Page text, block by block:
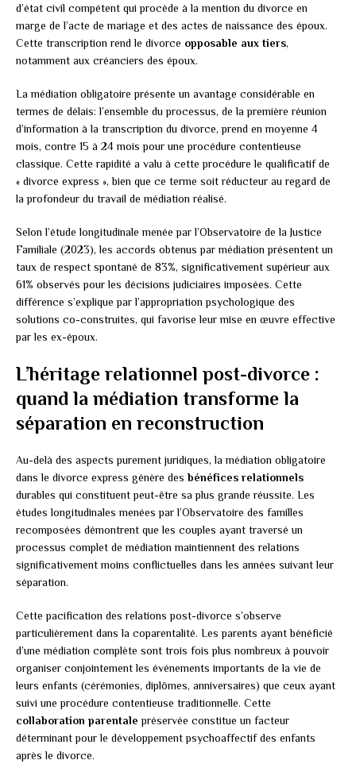
d’état civil compétent qui procède à la mention du divorce en
marge de l’acte de mariage et des actes de naissance des époux.
Cette transcription rend le divorce opposable aux tiers,
notamment aux créanciers des époux.
La médiation obligatoire présente un avantage considérable en
termes de délais: l’ensemble du processus, de la première réunion
d’information à la transcription du divorce, prend en moyenne 4
mois, contre 15 à 24 mois pour une procédure contentieuse
classique. Cette rapidité a valu à cette procédure le qualificatif de
« divorce express », bien que ce terme soit réducteur au regard de
la profondeur du travail de médiation réalisé.
Selon l’étude longitudinale menée par l’Observatoire de la Justice
Familiale (2023), les accords obtenus par médiation présentent un
taux de respect spontané de 83%, significativement supérieur aux
61% observés pour les décisions judiciaires imposées. Cette
différence s’explique par l’appropriation psychologique des
solutions co-construites, qui favorise leur mise en œuvre effective
par les ex-époux.
L’héritage relationnel post-divorce :
quand la médiation transforme la
séparation en reconstruction
Au-delà des aspects purement juridiques, la médiation obligatoire
dans le divorce express génère desbénéfices relationnels
durables qui constituent peut-être sa plus grande réussite. Les
études longitudinales menées par l’Observatoire des familles
recomposées démontrent que les couples ayant traversé un
processus complet de médiation maintiennent des relations
significativement moins conflictuelles dans les années suivant leur
séparation.
Cette pacification des relations post-divorce s’observe
particulièrement dans la coparentalité. Les parents ayant bénéficié
d’une médiation complète sont trois fois plus nombreux à pouvoir
organiser conjointement les événements importants de la vie de
leurs enfants (cérémonies, diplômes, anniversaires) que ceux ayant
suivi une procédure contentieuse traditionnelle. Cette
collaboration parentale préservée constitue un facteur
déterminant pour le développement psychoaffectif des enfants
après le divorce.